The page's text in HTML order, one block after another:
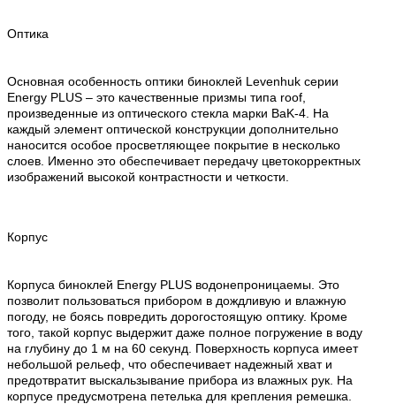
Оптика
Основная особенность оптики биноклей Levenhuk серии
Energy PLUS – это качественные призмы типа roof,
произведенные из оптического стекла марки BaK-4. На
каждый элемент оптической конструкции дополнительно
наносится особое просветляющее покрытие в несколько
слоев. Именно это обеспечивает передачу цветокорректных
изображений высокой контрастности и четкости.
Корпус
Корпуса биноклей Energy PLUS водонепроницаемы. Это
позволит пользоваться прибором в дождливую и влажную
погоду, не боясь повредить дорогостоящую оптику. Кроме
того, такой корпус выдержит даже полное погружение в воду
на глубину до 1 м на 60 секунд. Поверхность корпуса имеет
небольшой рельеф, что обеспечивает надежный хват и
предотвратит выскальзывание прибора из влажных рук. На
корпусе предусмотрена петелька для крепления ремешка.